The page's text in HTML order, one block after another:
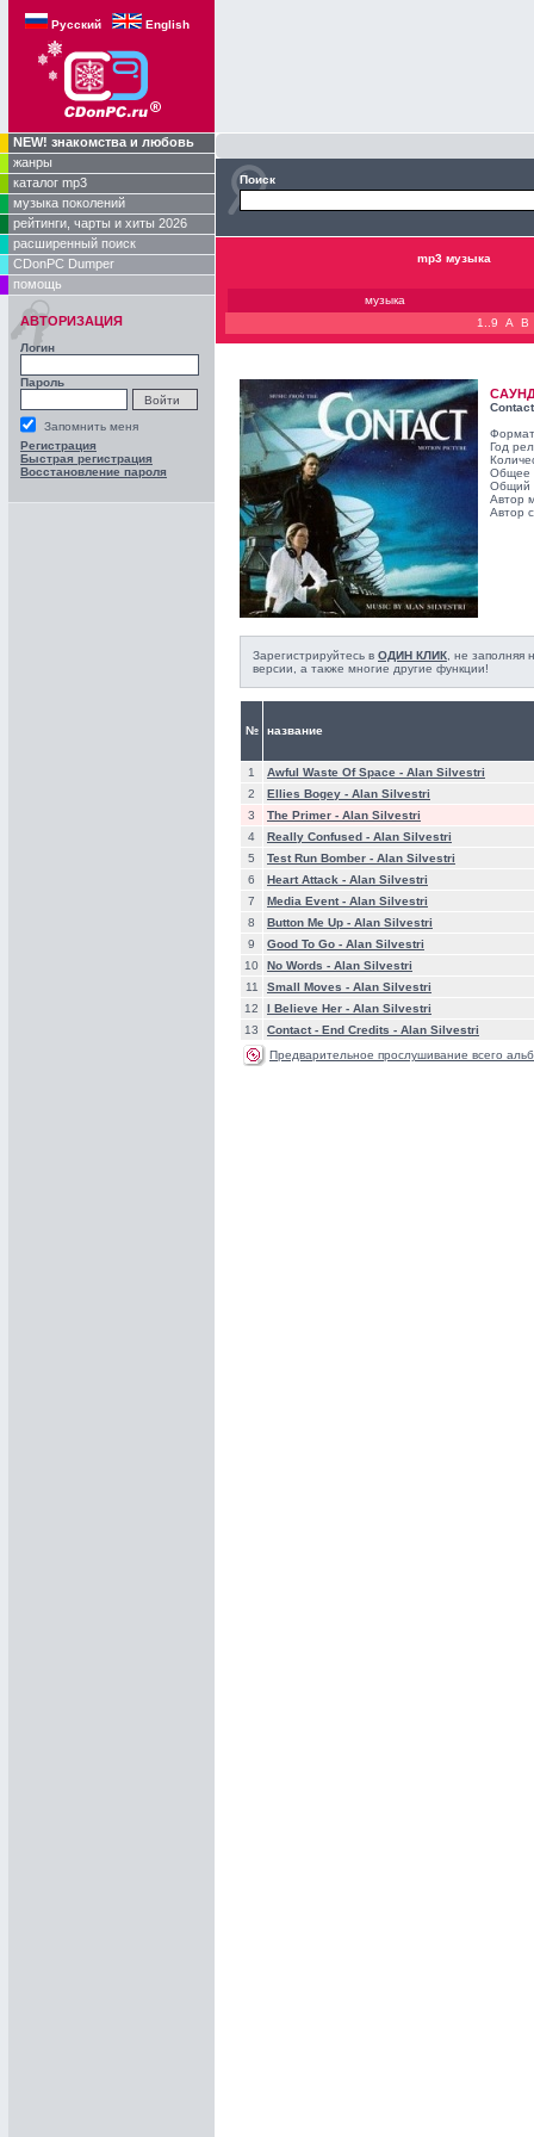
Русский English
NEW! знакомства и любовь
жанры
каталог mp3
музыка поколений
рейтинги, чарты и хиты 2026
расширенный поиск
CDonPC Dumper
помощь
АВТОРИЗАЦИЯ
Логин
Пароль
Запомнить меня
Регистрация
Быстрая регистрация
Восстановление пароля
Поиск
mp3 музыка
музыка
1..9
A B
Contact
Год
Общее
Общий
Автор
Автор
Зарегистрируйтесь в ОДИН КЛИК , не
версии, а также многие другие функции!
№ название
1 Awful Waste Of Space - Alan Silvestri
2
Ellies Bogey - Alan Silvestri
3
The Primer - Alan Silvestri
4
Really Confused - Alan Silvestri
5
Test Run Bomber - Alan Silvestri
6
Heart Attack - Alan Silvestri
7
Media Event - Alan Silvestri
8
Button Me Up - Alan Silvestri
9
Good To Go - Alan Silvestri
10
No Words - Alan Silvestri
11
Small Moves - Alan Silvestri
12
I Believe Her - Alan Silvestri
13
Contact - End Credits - Alan Silvestri
Предварительное прослушивание всего